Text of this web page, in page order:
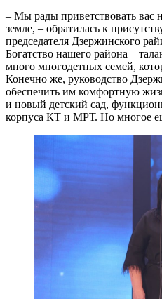
– Мы рады приветствовать вас
земле, – обратилась к
председателя Дзержинского
Богатство нашего района –
много многодетных семей,
Конечно же, руководство
обеспечить им комфортную
и новый детский сад,
корпуса КТ и МРТ. Но многое